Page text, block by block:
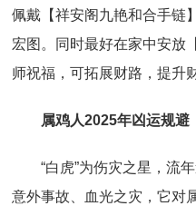
佩戴【祥安阁九艳和合手链
宏图。同时最好在家中安放
师祝福，可拓展财路，提升
属鸡人2025年凶运规避
“白虎”为伤灾之星，流年
意外事故、血光之灾，它对